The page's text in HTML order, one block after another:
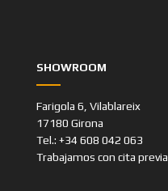
SHOWROOM
Farigola 6, Vilablareix
17180 Girona
Tel.: +34 608 042 063
Trabajamos con cita previa